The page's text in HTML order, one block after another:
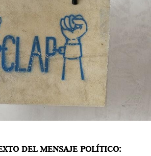
DEL MENSAJE POLÍTICO: